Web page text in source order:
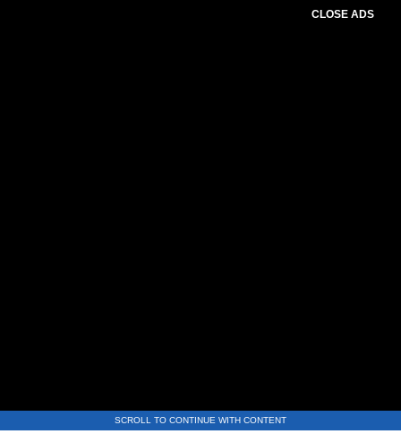
CLOSE ADS
SCROLL TO CONTINUE WITH CONTENT